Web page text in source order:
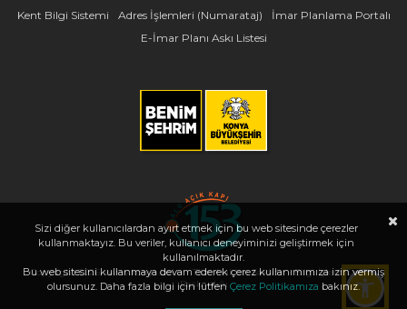
Kent Bilgi Sistemi Adres İşlemleri (Numarataj)
İmar Planlama Portalı
E-İmar Planı Askı Listesi
Copyright 2026, www.konya.bel.tr - Tüm Hakları Saklıdır - Bilgi İşlem Dairesi
Başkanlığı
Sizi diğer kullanıcılardan ayırt etmek için bu web sitesinde çerezler
kullanmaktayız. Bu veriler, kullanıcı deneyiminizi geliştirmek için
kullanılmaktadır.
Bu web sitesini kullanmaya devam ederek çerez kullanımımıza izin vermiş
olursunuz. Daha fazla bilgi için lütfen Çerez Politikamıza bakınız.